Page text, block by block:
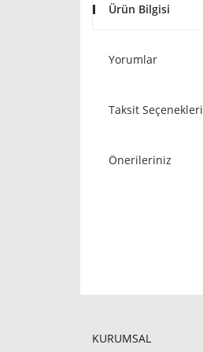
Ürün Bilgisi
Yorumlar
Taksit Seçenekleri
Önerileriniz
KURUMSAL